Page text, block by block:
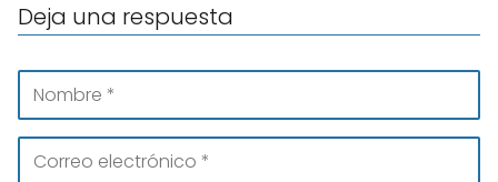
Deja una respuesta